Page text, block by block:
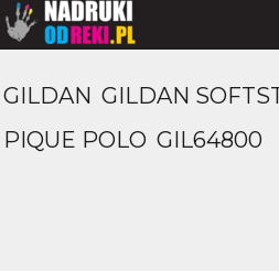
GILDAN GILDAN
PIQUE POLO GIL64800